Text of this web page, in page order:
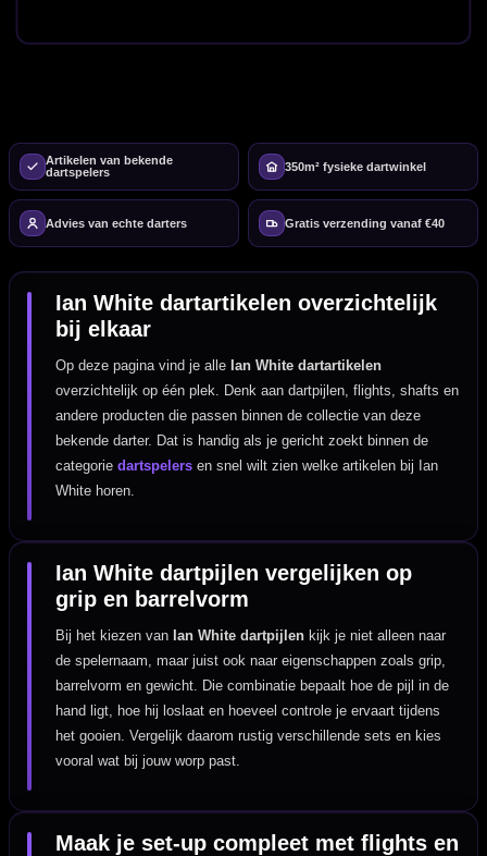
Artikelen van bekende
dartspelers
350m² fysieke dartwinkel
Advies van echte darters Gratis verzending vanaf €40
Ian White dartartikelen overzichtelijk
bij elkaar
Op deze pagina vind je alle Ian White dartartikelen
overzichtelijk op één plek. Denk aan dartpijlen, flights, shafts en
andere producten die passen binnen de collectie van deze
bekende darter. Dat is handig als je gericht zoekt binnen de
categoriedartspelers en snel wilt zien welke artikelen bij Ian
White horen.
Ian White dartpijlen vergelijken op
grip en barrelvorm
Bij het kiezen van Ian White dartpijlen kijk je niet alleen naar
de spelernaam, maar juist ook naar eigenschappen zoals grip,
barrelvorm en gewicht. Die combinatie bepaalt hoe de pijl in de
hand ligt, hoe hij loslaat en hoeveel controle je ervaart tijdens
het gooien. Vergelijk daarom rustig verschillende sets en kies
vooral wat bij jouw worp past.
Maak je set-up compleet met flights en